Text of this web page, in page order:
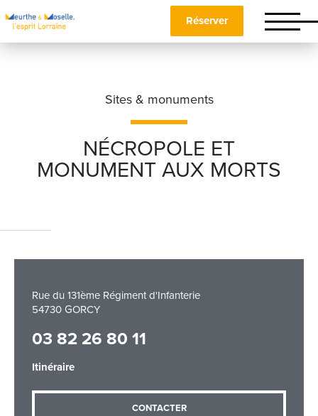
Réserver
Sites & monuments
NÉCROPOLE ET
MONUMENT AUX MORTS
Rue du 131ème Régiment d'Infanterie
54730 GORCY
03 82 26 80 11
Itinéraire
CONTACTER
Nom*
Téléphone
Adresse email